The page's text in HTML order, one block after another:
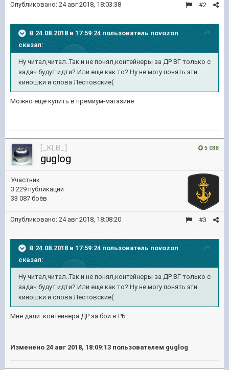
#2
Опубликовано: 24 авг 2018, 18:03:38
В 24.08.2018 в 17:59:24 пользователь novozon
сказал:
Ну читал,читал..Так и не понял,контейнеры за ДР ВГ только с
задач будут идти? Или еще как то? Ну не могу понять эти
киношки и слова Лестовские(
Можно еще купить в премиум-магазине
5 038
[_KLB_]
guglog
Участник
3 229 публикаций
33 087 боёв
#3
Опубликовано: 24 авг 2018, 18:08:20
В 24.08.2018 в 17:59:24 пользователь novozon
сказал:
Ну читал,читал..Так и не понял,контейнеры за ДР ВГ только с
задач будут идти? Или еще как то? Ну не могу понять эти
киношки и слова Лестовские(
Мне дали контейнера ДР за бои в РБ.
Изменено 24 авг 2018, 18:09:13 пользователем guglog